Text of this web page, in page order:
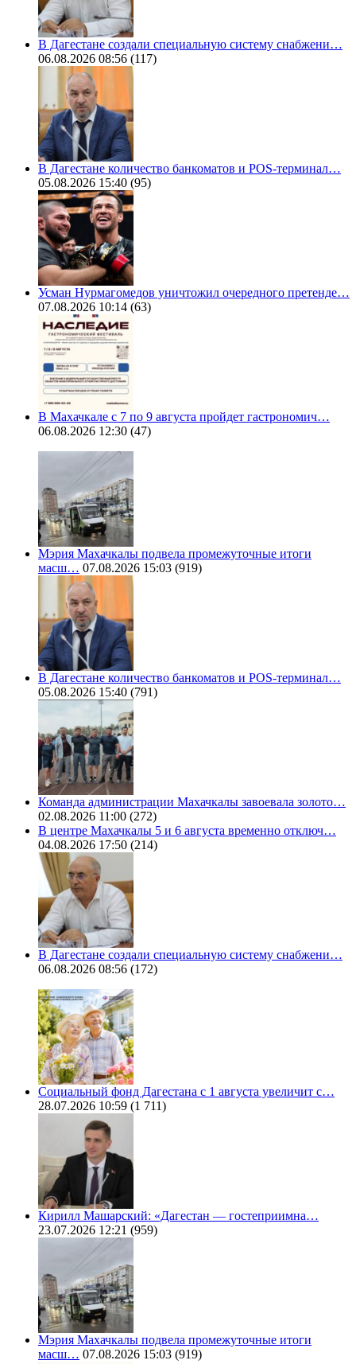
В Дагестане создали специальную систему снабжени…
06.08.2026 08:56 (117)
В Дагестане количество банкоматов и POS-терминал…
05.08.2026 15:40 (95)
Усман Нурмагомедов уничтожил очередного претенде…
07.08.2026 10:14 (63)
В Махачкале с 7 по 9 августа пройдет гастрономич…
06.08.2026 12:30 (47)
Мэрия Махачкалы подвела промежуточные итоги
масш… 07.08.2026 15:03 (919)
В Дагестане количество банкоматов и POS-терминал…
05.08.2026 15:40 (791)
Команда администрации Махачкалы завоевала золото…
02.08.2026 11:00 (272)
В центре Махачкалы 5 и 6 августа временно отключ…
04.08.2026 17:50 (214)
В Дагестане создали специальную систему снабжени…
06.08.2026 08:56 (172)
Социальный фонд Дагестана с 1 августа увеличит с…
28.07.2026 10:59 (1 711)
Кирилл Машарский: «Дагестан — гостеприимна…
23.07.2026 12:21 (959)
Мэрия Махачкалы подвела промежуточные итоги
масш… 07.08.2026 15:03 (919)